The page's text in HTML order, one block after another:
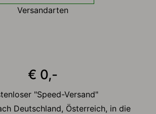
Versandarten
€ 0,-
"Speed-Versand"
Deutschland, Österreich, in die